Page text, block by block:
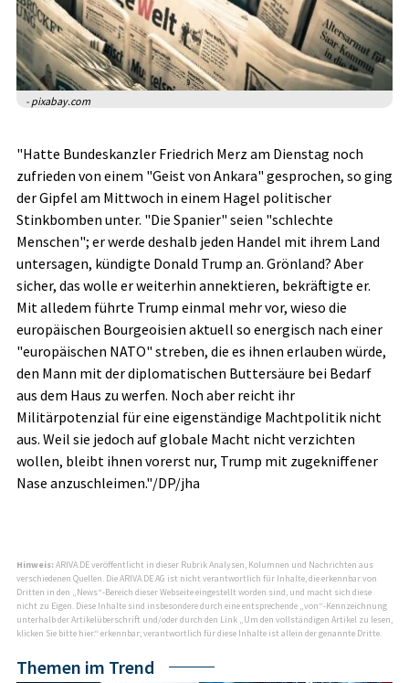
- pixabay.com
"Hatte Bundeskanzler Friedrich Merz am Dienstag noch
zufrieden von einem "Geist von Ankara" gesprochen, so ging
der Gipfel am Mittwoch in einem Hagel politischer
Stinkbomben unter. "Die Spanier" seien "schlechte
Menschen"; er werde deshalb jeden Handel mit ihrem Land
untersagen, kündigte Donald Trump an. Grönland? Aber
sicher, das wolle er weiterhin annektieren, bekräftigte er.
Mit alledem führte Trump einmal mehr vor, wieso die
europäischen Bourgeoisien aktuell so energisch nach einer
"europäischen NATO" streben, die es ihnen erlauben würde,
den Mann mit der diplomatischen Buttersäure bei Bedarf
aus dem Haus zu werfen. Noch aber reicht ihr
Militärpotenzial für eine eigenständige Machtpolitik nicht
aus. Weil sie jedoch auf globale Macht nicht verzichten
wollen, bleibt ihnen vorerst nur, Trump mit zugekniffener
Nase anzuschleimen."/DP/jha
Hinweis:ARIVA.DE veröffentlicht in dieser Rubrik Analysen, Kolumnen und Nachrichten aus
verschiedenen Quellen. Die ARIVA.DE AG ist nicht verantwortlich für Inhalte, die erkennbar von
Dritten in den „News“-Bereich dieser Webseite eingestellt worden sind, und macht sich diese
nicht zu Eigen. Diese Inhalte sind insbesondere durch eine entsprechende „von“-Kennzeichnung
unterhalb der Artikelüberschrift und/oder durch den Link „Um den vollständigen Artikel zu lesen,
klicken Sie bitte hier.“ erkennbar; verantwortlich für diese Inhalte ist allein der genannte Dritte.
Themen im Trend